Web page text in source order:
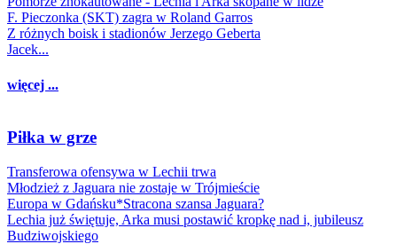
F. Pieczonka (SKT) zagra w Roland Garros
Z różnych boisk i stadionów Jerzego Geberta
Jacek...
więcej ...
Piłka w grze
Transferowa ofensywa w Lechii trwa
Młodzież z Jaguara nie zostaje w Trójmieście
Europa w Gdańsku*Stracona szansa Jaguara?
Lechia już świętuje, Arka musi postawić kropkę nad i, jubileusz
Budziwojskiego